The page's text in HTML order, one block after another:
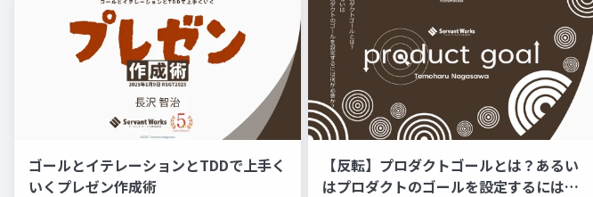
ゴールとイテレーションとTDDで上手く
いくプレゼン作成術
【反転】プロダクトゴールとは？あるい
はプロダクトのゴールを設定するには何